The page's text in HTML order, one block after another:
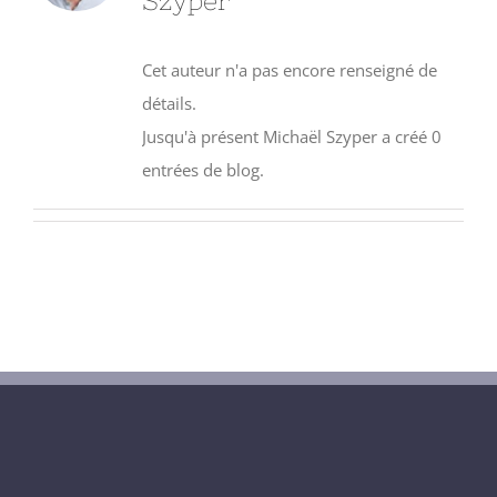
Cet auteur n'a pas encore renseigné de
détails.
Jusqu'à présent Michaël Szyper a créé 0
entrées de blog.